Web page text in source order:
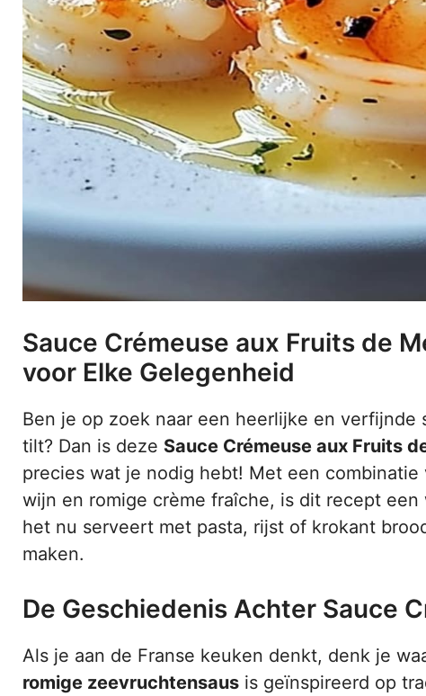
Sauce Crémeuse aux Fruits de
voor Elke Gelegenheid
Ben je op zoek naar een heerlijke en
tilt? Dan is deze Sauce Crémeuse aux Fruits
precies wat je nodig hebt! Met een
wijn en romige crème fraîche, is dit recept
het nu serveert met pasta, rijst of krokant
maken.
De Geschiedenis Achter Sauce
Als je aan de Franse keuken denkt, denk je
romige zeevruchtensaus is geïnspireerd op